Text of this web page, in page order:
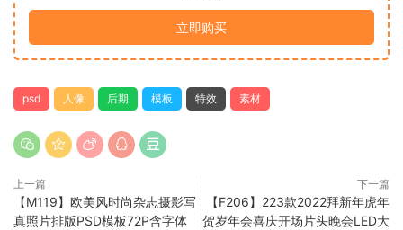
立即购买
psd 人像 后期 模板 特效 素材
上一篇
【M119】欧美风时尚杂志摄影写
真照片排版PSD模板72P含字体
下一篇
【F206】223款2022拜新年虎年
贺岁年会喜庆开场片头晚会LED大